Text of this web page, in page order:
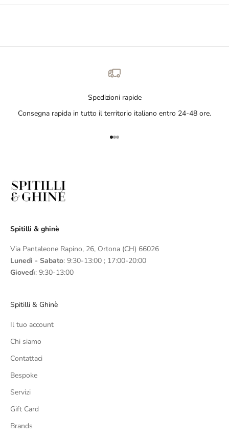
Spedizioni rapide
Consegna rapida in tutto il territorio italiano entro 24-48 ore.
Vai all'articolo 1
Vai all'articolo 2
Vai all'articolo 3
Spitilli & ghinè
Via Pantaleone Rapino, 26, Ortona (CH) 66026
Lunedì - Sabato: 9:30-13:00 ; 17:00-20:00
Giovedì: 9:30-13:00
Spitilli & Ghinè
Il tuo account
Chi siamo
Contattaci
Bespoke
Servizi
Gift Card
Brands